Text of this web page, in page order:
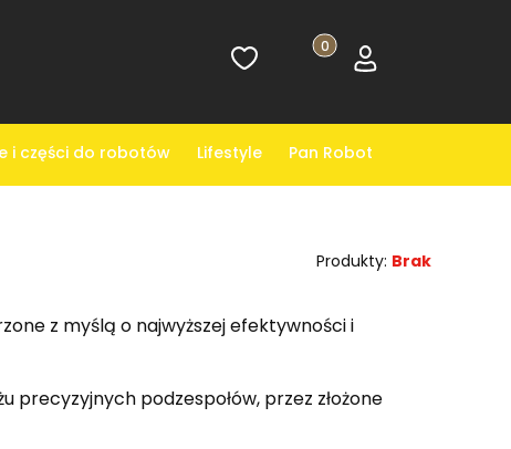
Ulubione Produkty w koszyku: 0.
Koszyk Zaloguj się
i części do robotów Lifestyle Pan Robot
Produkty: Brak
z myślą o najwyższej efektywności i
precyzyjnych podzespołów, przez złożone